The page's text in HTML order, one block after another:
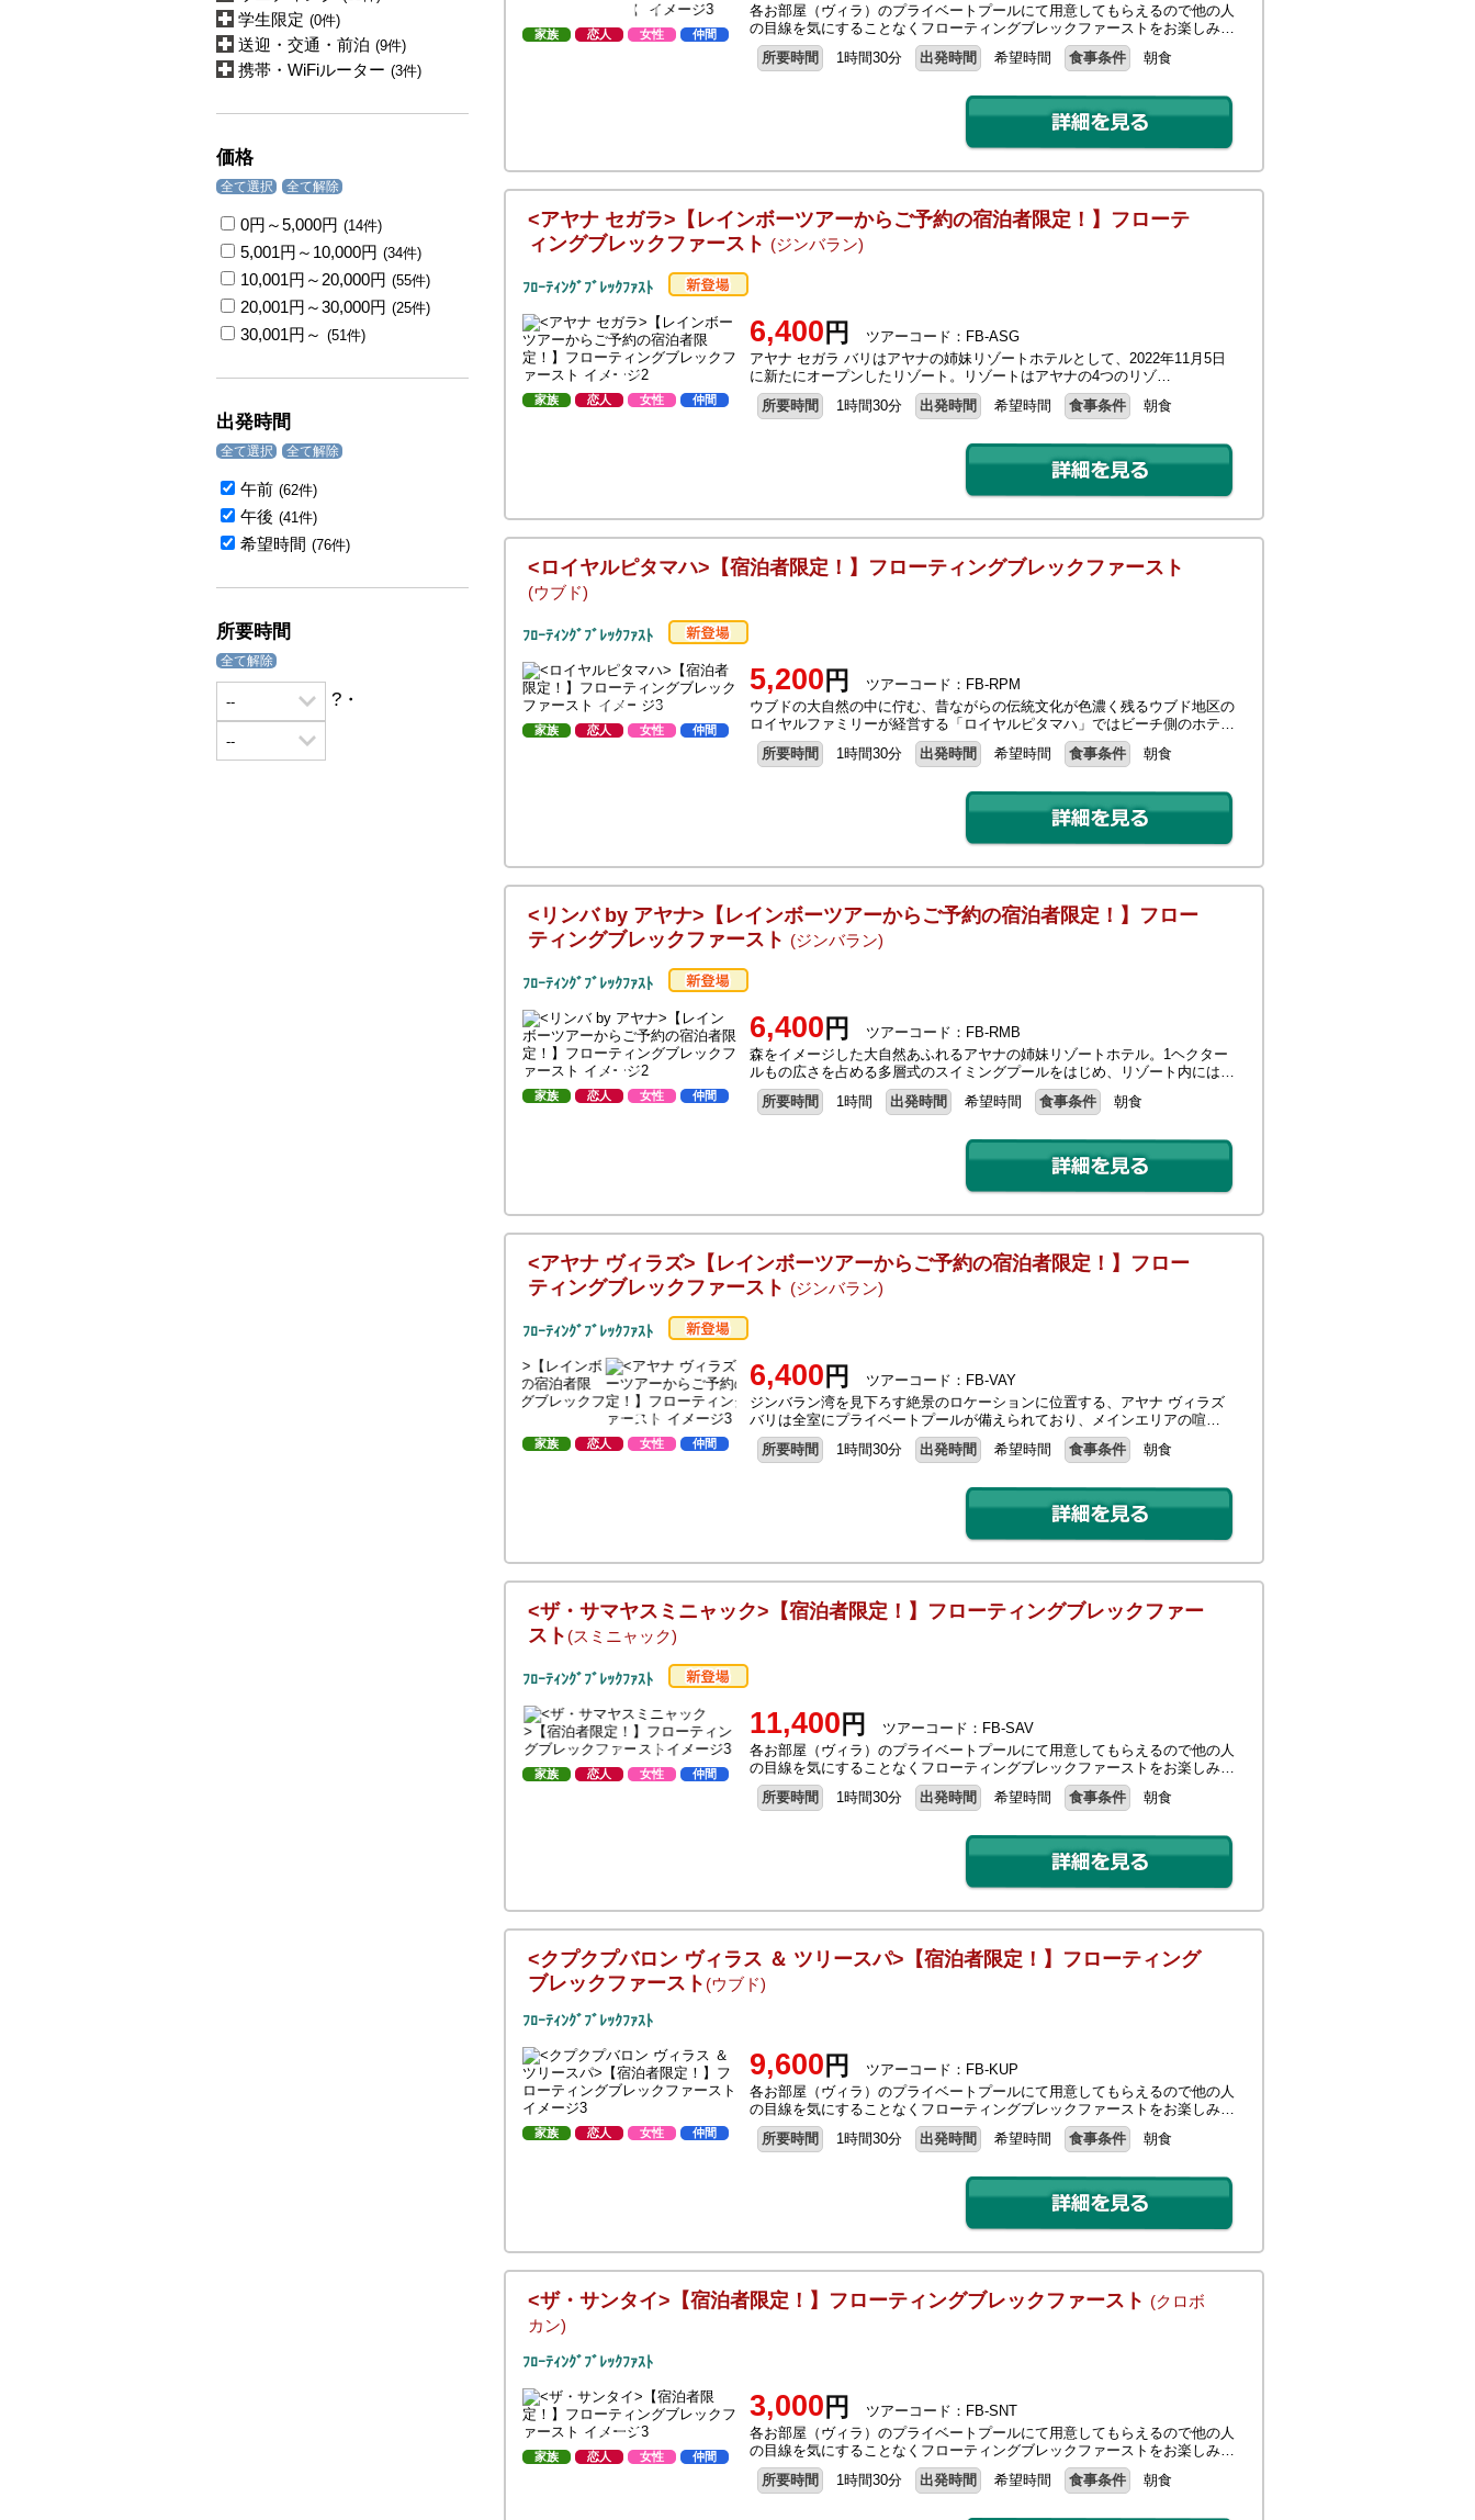
学生限定 (0件)
送迎・交通・前泊 (9件)
携帯・WiFiルーター (3件)
価格
全て選択 全て解除
0円～5,000円 (14件)
5,001円～10,000円 (34件)
10,001円～20,000円 (55件)
20,001円～30,000円 (25件)
30,001円～ (51件)
出発時間
全て選択 全て解除
午前 (62件)
午後 (41件)
希望時間 (76件)
所要時間
全て解除
?・
家族 恋人 女性 仲間
各お部屋（ヴィラ）のプライベートプールにて用意してもらえるので他の人
の目線を気にすることなくフローティングブレックファーストをお楽しみ…
所要時間
1時間30分 出発時間 希望時間 食事条件 朝食
<アヤナ セガラ>【レインボーツアーからご予約の宿泊者限定！】フローテ
ィングブレックファースト (ジンバラン)
ﾌﾛｰﾃｨﾝｸﾞﾌﾞﾚｯｸﾌｧｽﾄ
家族 恋人 女性 仲間
6,400 円
ツアーコード：FB-ASG
アヤナ セガラ バリはアヤナの姉妹リゾートホテルとして、2022年11月5日
に新たにオープンしたリゾート。リゾートはアヤナの4つのリゾ…
所要時間
1時間30分 出発時間 希望時間 食事条件 朝食
<ロイヤルピタマハ>【宿泊者限定！】フローティングブレックファースト
(ウブド)
ﾌﾛｰﾃｨﾝｸﾞﾌﾞﾚｯｸﾌｧｽﾄ
家族 恋人 女性 仲間
5,200 円
ツアーコード：FB-RPM
ウブドの大自然の中に佇む、昔ながらの伝統文化が色濃く残るウブド地区の
ロイヤルファミリーが経営する「ロイヤルピタマハ」ではビーチ側のホテ…
所要時間
1時間30分 出発時間 希望時間 食事条件 朝食
<リンバ by アヤナ>【レインボーツアーからご予約の宿泊者限定！】フロー
ティングブレックファースト (ジンバラン)
ﾌﾛｰﾃｨﾝｸﾞﾌﾞﾚｯｸﾌｧｽﾄ
家族 恋人 女性 仲間
6,400 円
ツアーコード：FB-RMB
森をイメージした大自然あふれるアヤナの姉妹リゾートホテル。1ヘクター
ルもの広さを占める多層式のスイミングプールをはじめ、リゾート内には…
所要時間
1時間 出発時間 希望時間 食事条件 朝食
<アヤナ ヴィラズ>【レインボーツアーからご予約の宿泊者限定！】フロー
ティングブレックファースト (ジンバラン)
ﾌﾛｰﾃｨﾝｸﾞﾌﾞﾚｯｸﾌｧｽﾄ
家族 恋人 女性 仲間
6,400 円
ツアーコード：FB-VAY
ジンバラン湾を見下ろす絶景のロケーションに位置する、アヤナ ヴィラズ
バリは全室にプライベートプールが備えられており、メインエリアの喧…
所要時間
1時間30分 出発時間 希望時間 食事条件 朝食
<ザ・サマヤスミニャック>【宿泊者限定！】フローティングブレックファー
スト (スミニャック)
ﾌﾛｰﾃｨﾝｸﾞﾌﾞﾚｯｸﾌｧｽﾄ
家族 恋人 女性 仲間
11,400 円
ツアーコード：FB-SAV
各お部屋（ヴィラ）のプライベートプールにて用意してもらえるので他の人
の目線を気にすることなくフローティングブレックファーストをお楽しみ…
所要時間
1時間30分 出発時間 希望時間 食事条件 朝食
<クプクプバロン ヴィラス ＆ ツリースパ>【宿泊者限定！】フローティング
ブレックファースト (ウブド)
ﾌﾛｰﾃｨﾝｸﾞﾌﾞﾚｯｸﾌｧｽﾄ
家族 恋人 女性 仲間
9,600 円
ツアーコード：FB-KUP
各お部屋（ヴィラ）のプライベートプールにて用意してもらえるので他の人
の目線を気にすることなくフローティングブレックファーストをお楽しみ…
所要時間
1時間30分 出発時間 希望時間 食事条件 朝食
<ザ・サンタイ>【宿泊者限定！】フローティングブレックファースト (クロボ
カン)
ﾌﾛｰﾃｨﾝｸﾞﾌﾞﾚｯｸﾌｧｽﾄ
家族 恋人 女性 仲間
3,000 円
ツアーコード：FB-SNT
各お部屋（ヴィラ）のプライベートプールにて用意してもらえるので他の人
の目線を気にすることなくフローティングブレックファーストをお楽しみ…
所要時間
1時間30分 出発時間 希望時間 食事条件 朝食